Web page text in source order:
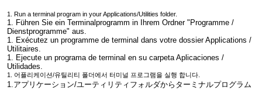
1. Run a terminal program in your Applications/Utilities folder.
1. Führen Sie ein Terminalprogramm in Ihrem Ordner "Programme /
Dienstprogramme" aus.
1. Exécutez un programme de terminal dans votre dossier Applications /
Utilitaires.
1. Ejecute un programa de terminal en su carpeta Aplicaciones /
Utilidades.
1. 어플리케이션/유틸리티 폴더에서 터미널 프로그램을 실행 합니다.
1.アプリケーション/ユーティリティフォルダからターミナルプログラム